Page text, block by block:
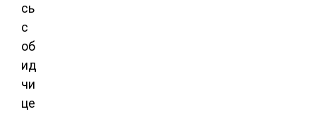
сь
с
об
ид
чи
це